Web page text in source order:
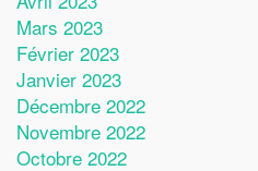
Mars 2023
Février 2023
Janvier 2023
Décembre 2022
Novembre 2022
Octobre 2022